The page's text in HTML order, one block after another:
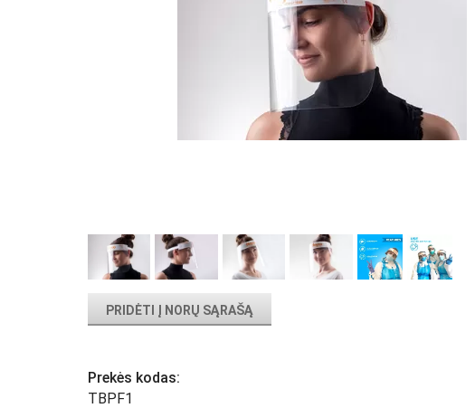
PRIDĖTI Į NORŲ SĄRAŠĄ
Prekės kodas:
TBPF1